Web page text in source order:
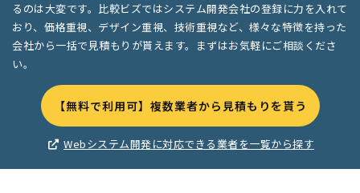
るのは大変です。比較ビズではシステム開発会社の登録に力を入れて
おり、価格重視、デザイン重視、技術重視など、様々な特徴を持った
会社から一括で見積もりが貰えます。まずはお気軽にご相談くださ
い。
【無料で利用可】複数業者から見積もりを貰う
Webシステム開発に対応できる業者を一覧から探す